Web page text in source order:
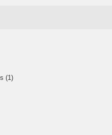
(1)